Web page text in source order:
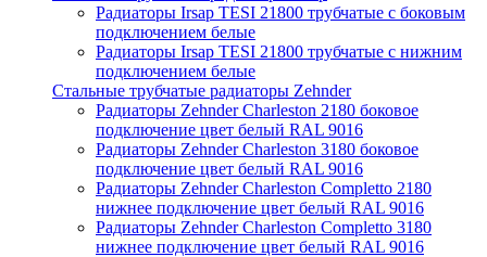
Радиаторы Irsap TESI 21800 трубчатые с боковым
подключением белые
Радиаторы Irsap TESI 21800 трубчатые с нижним
подключением белые
Стальные трубчатые радиаторы Zehnder
Радиаторы Zehnder Charleston 2180 боковое
подключение цвет белый RAL 9016
Радиаторы Zehnder Charleston 3180 боковое
подключение цвет белый RAL 9016
Радиаторы Zehnder Charleston Completto 2180
нижнее подключение цвет белый RAL 9016
Радиаторы Zehnder Charleston Completto 3180
нижнее подключение цвет белый RAL 9016